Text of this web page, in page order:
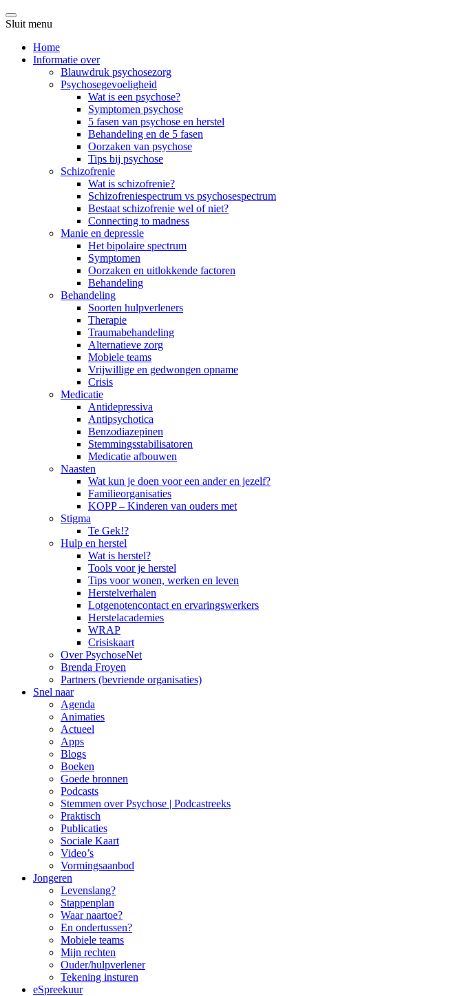
Sluit menu
Home
Informatie over
Blauwdruk psychosezorg
Psychosegevoeligheid
Wat is een psychose?
Symptomen psychose
5 fasen van psychose en herstel
Behandeling en de 5 fasen
Oorzaken van psychose
Tips bij psychose
Schizofrenie
Wat is schizofrenie?
Schizofreniespectrum vs psychosespectrum
Bestaat schizofrenie wel of niet?
Connecting to madness
Manie en depressie
Het bipolaire spectrum
Symptomen
Oorzaken en uitlokkende factoren
Behandeling
Behandeling
Soorten hulpverleners
Therapie
Traumabehandeling
Alternatieve zorg
Mobiele teams
Vrijwillige en gedwongen opname
Crisis
Medicatie
Antidepressiva
Antipsychotica
Benzodiazepinen
Stemmingsstabilisatoren
Medicatie afbouwen
Naasten
Wat kun je doen voor een ander en jezelf?
Familieorganisaties
KOPP – Kinderen van ouders met
Stigma
Te Gek!?
Hulp en herstel
Wat is herstel?
Tools voor je herstel
Tips voor wonen, werken en leven
Herstelverhalen
Lotgenotencontact en ervaringswerkers
Herstelacademies
WRAP
Crisiskaart
Over PsychoseNet
Brenda Froyen
Partners (bevriende organisaties)
Snel naar
Agenda
Animaties
Actueel
Apps
Blogs
Boeken
Goede bronnen
Podcasts
Stemmen over Psychose | Podcastreeks
Praktisch
Publicaties
Sociale Kaart
Video’s
Vormingsaanbod
Jongeren
Levenslang?
Stappenplan
Waar naartoe?
En ondertussen?
Mobiele teams
Mijn rechten
Ouder/hulpverlener
Tekening insturen
eSpreekuur